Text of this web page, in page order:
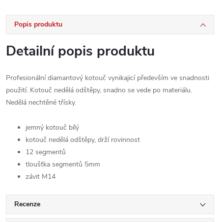
Popis produktu
Detailní popis produktu
Profesionální diamantový kotouč vynikajicí především ve snadnosti
použití. Kotouč nedělá odštěpy, snadno se vede po materiálu.
Nedělá nechtěné třísky.
jemný kotouč bílý
kotouč nedělá odštěpy, drží rovinnost
12 segmentů
tloušťka segmentů 5mm
závit M14
Recenze